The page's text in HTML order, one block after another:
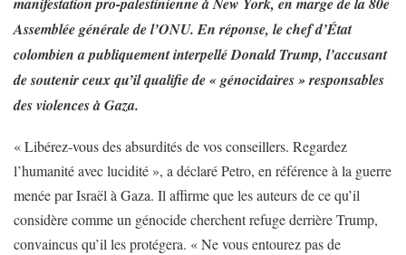
Assemblée générale de l’ONU. En réponse, le chef d’État
colombien a publiquement interpellé Donald Trump, l’accusant
de soutenir ceux qu’il qualifie de « génocidaires » responsables
des violences à Gaza.
« Libérez-vous des absurdités de vos conseillers. Regardez
l’humanité avec lucidité », a déclaré Petro, en référence à la guerre
menée par Israël à Gaza. Il affirme que les auteurs de ce qu’il
considère comme un génocide cherchent refuge derrière Trump,
convaincus qu’il les protégera. « Ne vous entourez pas de